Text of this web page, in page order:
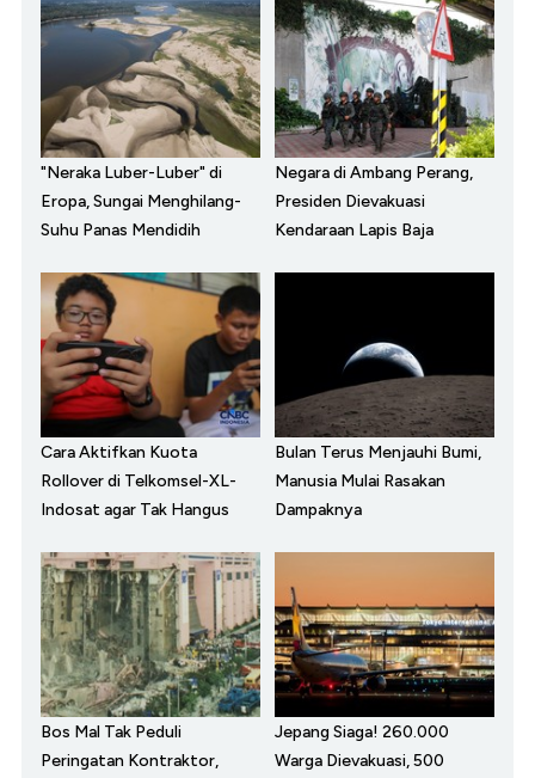
"Neraka Luber-Luber" di
Eropa, Sungai Menghilang-
Suhu Panas Mendidih
Negara di Ambang Perang,
Presiden Dievakuasi
Kendaraan Lapis Baja
Cara Aktifkan Kuota
Rollover di Telkomsel-XL-
Indosat agar Tak Hangus
Bulan Terus Menjauhi Bumi,
Manusia Mulai Rasakan
Dampaknya
Bos Mal Tak Peduli
Peringatan Kontraktor,
Jepang Siaga! 260.000
Warga Dievakuasi, 500